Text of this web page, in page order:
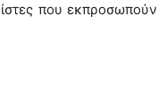
που εκπροσωπούν